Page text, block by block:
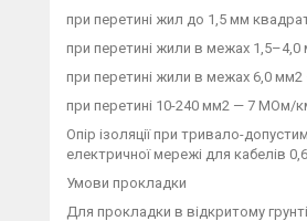
при перетині жил до 1,5 мм
при перетині жили в межах
при перетині жили в межах 6,0
при перетині 10-240 мм2 — 7 МОм/
Опір ізоляції при тривало-
електричної мережі для кабелів
Умови прокладки
Для прокладки в відкритому